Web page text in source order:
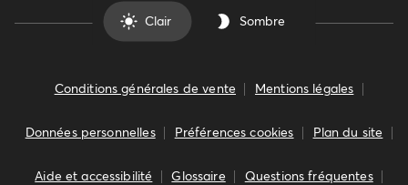
Clair Sombre
Conditions générales de vente Mentions légales
Données personnelles Préférences cookies Plan du site
Aide et accessibilité Glossaire Questions fréquentes